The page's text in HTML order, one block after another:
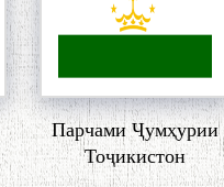
Парчами Ҷумҳурии
Тоҷикистон